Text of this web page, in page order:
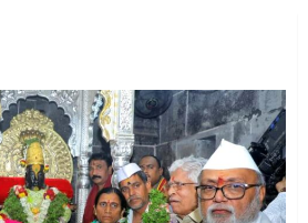
माऊलींची पालखी खंडेरायाच्या जेजुरीत